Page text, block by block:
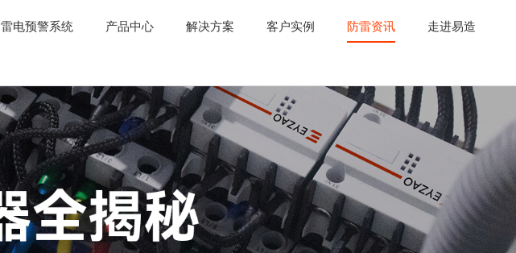
雷电预警系统 产品中心 解决方案 客户实例 防雷资讯 走进易造